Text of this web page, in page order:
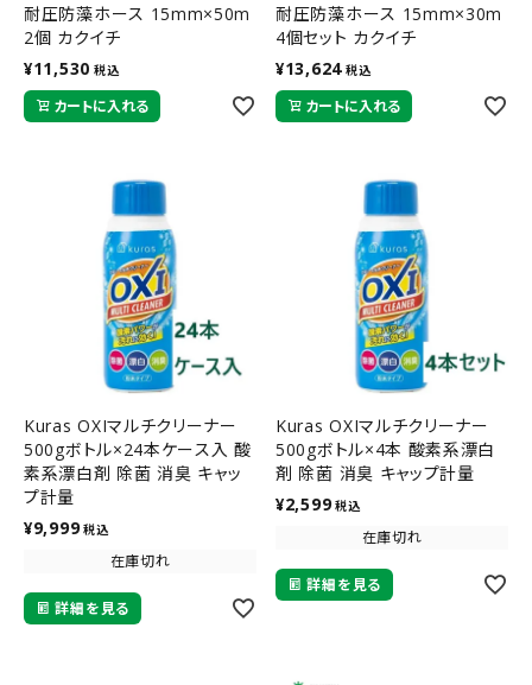
耐圧防藻ホース 15mm×50m
2個 カクイチ
¥11,530 税込
カートに入れる
耐圧防藻ホース 15mm×30m
4個セット カクイチ
¥13,624 税込
カートに入れる
Kuras OXIマルチクリーナー
500gボトル×24本ケース入 酸
素系漂白剤 除菌 消臭 キャッ
プ計量
¥9,999 税込
在庫切れ
詳細を見る
Kuras OXIマルチクリーナー
500gボトル×4本 酸素系漂白
剤 除菌 消臭 キャップ計量
¥2,599 税込
在庫切れ
詳細を見る